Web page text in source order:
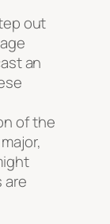
out
an
of the
are